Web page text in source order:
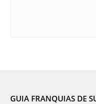
GUIA FRANQUIAS DE